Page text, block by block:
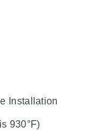
Installation
930°F)